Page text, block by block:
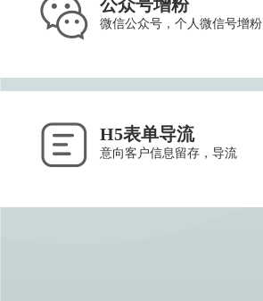
公众号增粉
微信公众号，个人微信号增粉
H5表单导流
意向客户信息留存，导流